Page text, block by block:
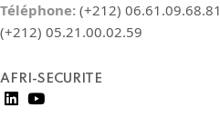
Téléphone: (+212) 06.61.09.68.81
(+212) 05.21.00.02.59
AFRI-SECURITE